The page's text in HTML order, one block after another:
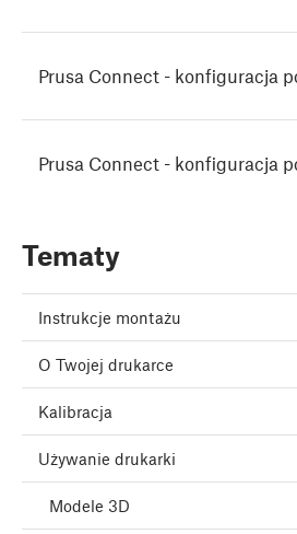
Prusa Connect - konfiguracja
Prusa Connect - konfiguracja
Tematy
Instrukcje montażu
O Twojej drukarce
Kalibracja
Używanie drukarki
Modele 3D